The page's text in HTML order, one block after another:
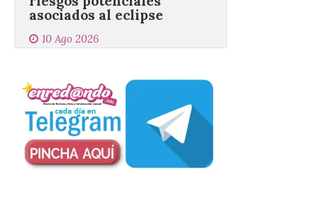
El dispositivo se refuerza
días antes del eclipse
agosto, que atravesará
personas para disfrutar de este
acontecimiento histórico. Algunas
comunidades autónomas ya han […]
El Ayuntamiento de